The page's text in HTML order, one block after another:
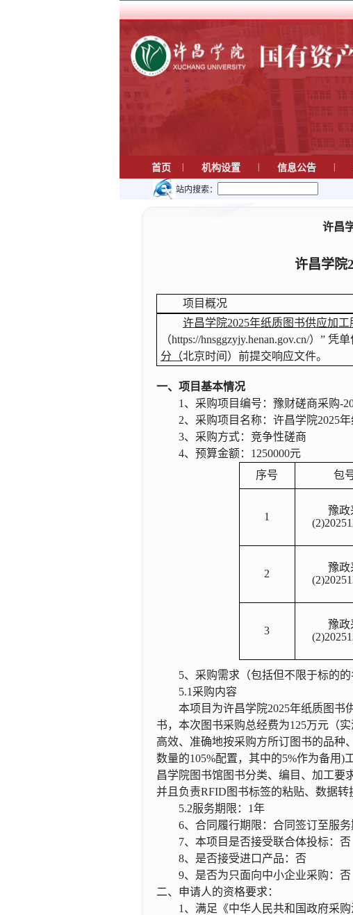
首页 机构设置 信息公告
站内搜索：
许昌
许昌学院
项目概况
许昌学院2025年纸质图书供应加工
（https://hnsggzyjy.henan.gov.cn/） ” 凭
分（北京时间）前提交响应文件。
一、项目基本情况
1 、采购项目编号： 豫财磋商采购-
2、采购项目名称： 许昌学院2025
3、采购方式：竞争性磋商
4、预算金额： 1250000元
序号
包
1
豫政
2
豫政
3
豫政
5、采购需求 （包括但不限于标的
5.1采购内容
本项目为许昌学院2025年纸质图书
书，本次图书采购总经费为125万元（
高效、准确地按采购方所订图书的品种
数量的105%配置，其中的5%作为备用)
昌学院图书馆图书分类、编目、加工要
并且负责RFID图书标签的粘贴、数据转
5.2服务期限： 1年
6、 合同履行期限：合同签订至服
7、本项目是否接受联合体投标： 否
8、是否接受进口产品： 否
9、是否为只面向中小企业采购： 否
二、申请人的资格要求：
1、满足《中华人民共和国政府采购